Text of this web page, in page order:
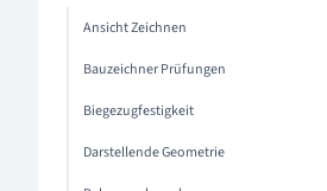
Ansicht Zeichnen
Bauzeichner Prüfungen
Biegezugfestigkeit
Darstellende Geometrie